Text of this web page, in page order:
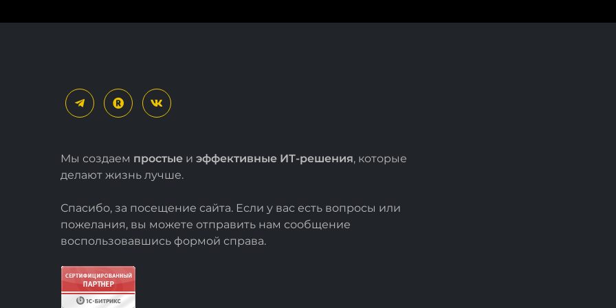
Мы создаем простые и эффективные ИТ-решения, которые
делают жизнь лучше.
Спасибо, за посещение сайта. Если у вас есть вопросы или
пожелания, вы можете отправить нам сообщение
воспользовавшись формой справа.